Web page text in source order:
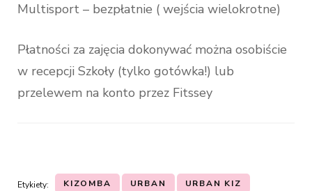
Multisport – bezpłatnie ( wejścia wielokrotne)
Płatności za zajęcia dokonywać można osobiście
w recepcji Szkoły (tylko gotówka!) lub
przelewem na konto przez Fitssey
Etykiety: KIZOMBA URBAN URBAN KIZ